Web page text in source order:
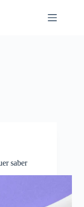
saber